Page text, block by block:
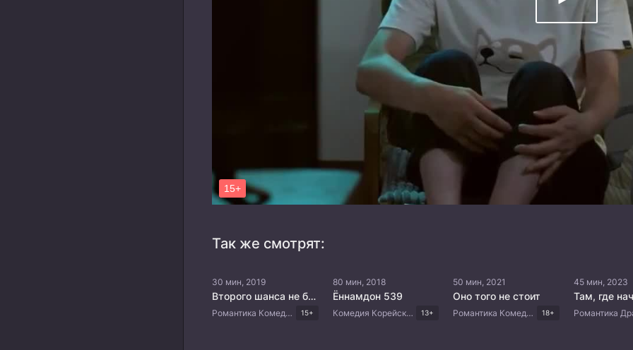
Так же смотрят:
30 мин, 2019
Второго шанса не будет
Романтика Комедия Драма Корейские дорамы 15+
80 мин, 2018
Ённамдон 539
Комедия Корейские дорамы 13+
50 мин, 2021
Оно того не стоит
Романтика Комедия Корейские дорамы 18+
45 мин, 2023